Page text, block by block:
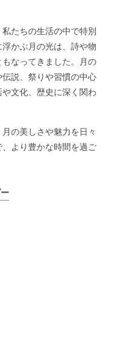
たちの生活の中で特別
かぶ月の光は、詩や物
なってきました。月の
説、祭りや習慣の中心
文化、歴史に深く関わ
の美しさや魅力を日々
より豊かな時間を過ご